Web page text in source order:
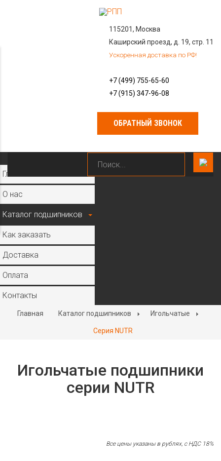
115201, Москва
Каширский проезд, д. 19, стр. 11
Ускоренная доставка по РФ!
+7 (499) 755-65-60
+7 (915) 347-96-08
ОБРАТНЫЙ ЗВОНОК
Главная
О нас
Каталог подшипников
Как заказать
Доставка
Оплата
Контакты
Главная Каталог подшипников Игольчатые
Серия NUTR
Игольчатые подшипники
серии NUTR
Все цены указаны в рублях, с НДС 18%